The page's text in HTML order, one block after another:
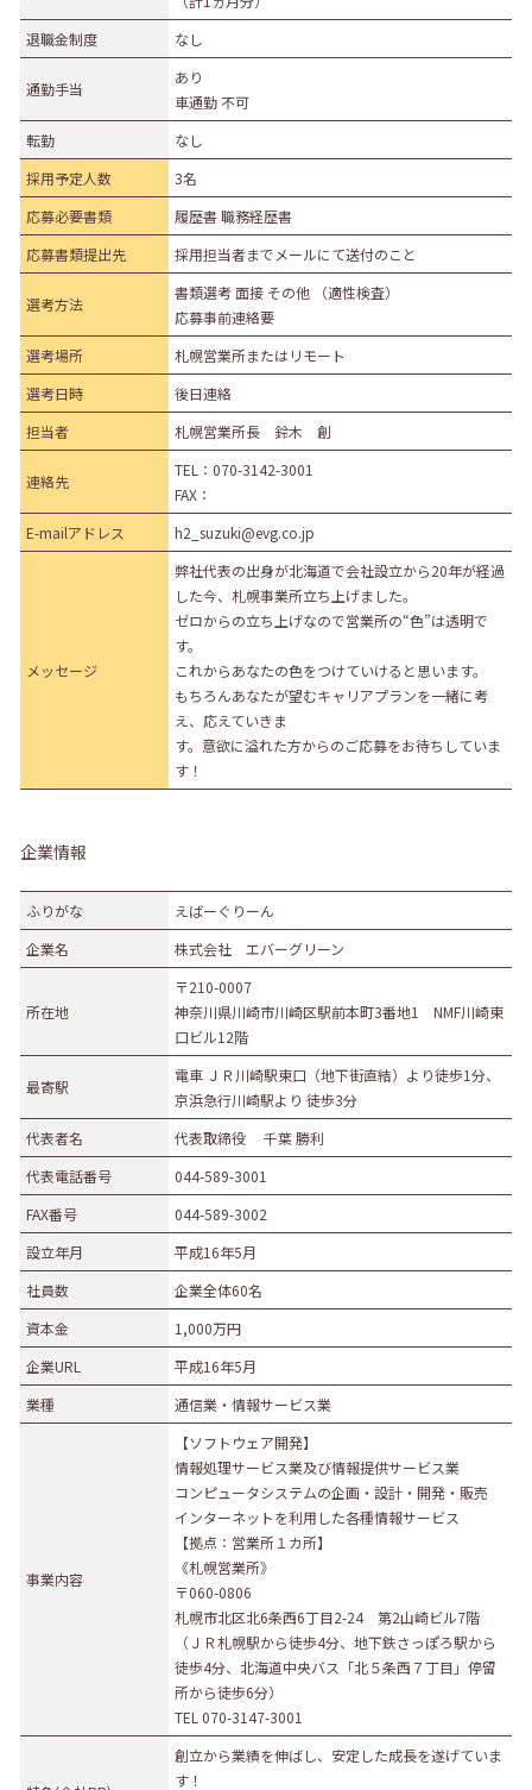
釧路市・近郊
帯広市・近郊 北見市・近郊 道外
退職金制度
なし
通勤手当
あり
車通勤 不可
転勤
なし
採用予定人数
3名
応募必要書類
履歴書 職務経歴書
応募書類提出先
採用担当者までメールにて送付のこと
選考方法
書類選考 面接 その他 （適性検査）
応募事前連絡要
選考場所
札幌営業所またはリモート
選考日時
後日連絡
担当者
札幌営業所長 鈴木 創
連絡先
TEL： 070-3142-3001
FAX：
E-mailアドレス
h2_suzuki@evg.co.jp
メッセージ
弊社代表の出身が北海道で会社設立から20年が経過
した今、札幌事業所立ち上げました。
ゼロからの立ち上げなので営業所の“色”は透明で
す。
これからあなたの色をつけていけると思います。
もちろんあなたが望むキャリアプランを一緒に考
え、応えていきま
す。意欲に溢れた方からのご応募をお待ちしていま
す！
企業情報
ふりがな
えばーぐりーん
企業名
株式会社 エバーグリーン
所在地
〒210-0007
神奈川県川崎市川崎区駅前本町3番地1 NMF川崎東
口ビル12階
最寄駅
電車 ＪＲ川崎駅東口（地下街直結）より徒歩1分、
京浜急行川崎駅より 徒歩3分
代表者名
代表取締役 千葉 勝利
代表電話番号
044-589-3001
FAX番号
044-589-3002
設立年月
平成16年5月
社員数
企業全体60名
資本金
1,000万円
企業URL
平成16年5月
業種
通信業・情報サービス業
事業内容
【ソフトウェア開発】
情報処理サービス業及び情報提供サービス業
コンピュータシステムの企画・設計・開発・販売
インターネットを利用した各種情報サービス
【拠点：営業所１カ所】
《札幌営業所》
〒060-0806
札幌市北区北6条西6丁目2-24 第2山崎ビル7階
（ＪＲ札幌駅から徒歩4分、地下鉄さっぽろ駅から
徒歩4分、北海道中央バス「北５条西７丁目」停留
所から徒歩6分）
TEL 070-3147-3001
創立から業績を伸ばし、安定した成長を遂げていま
す！